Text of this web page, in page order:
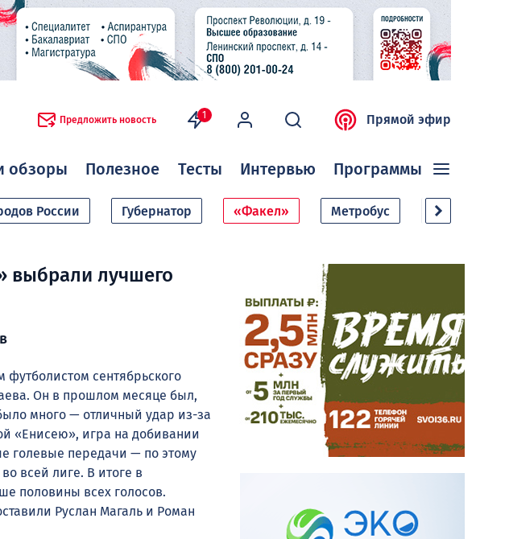
Предложить новость 1 Прямой эфир
обзоры Полезное Тесты Интервью Программы
России Губернатор «Факел» Метробус Дачный
выбрали лучшего
сентябрьского
Он в прошлом месяце был,
много — отличный удар из-за
«Енисею», игра на добивании
голевые передачи — по этому
всей лиге. В итоге в
половины всех голосов.
Руслан Магаль и Роман